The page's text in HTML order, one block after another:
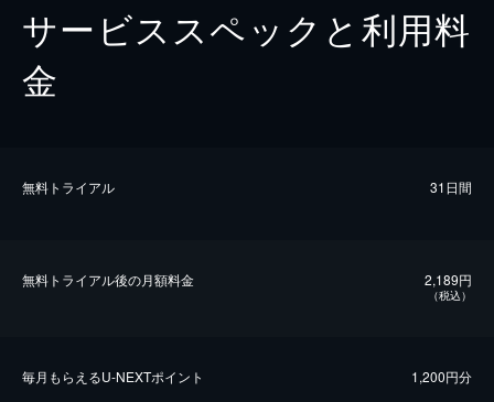
サービススペックと利用料
金
無料トライアル 31日間
無料トライアル後の⽉額料金 2,189円
（税込）
毎⽉もらえるU-NEXTポイント 1,200円分